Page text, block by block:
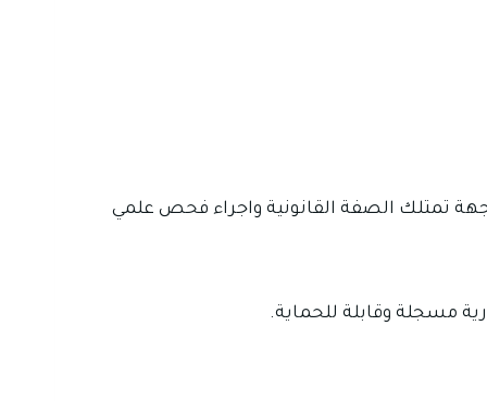
جهة تمتلك الصفة القانونية واجراء فحص علمي
مسجلة وقابلة للحماية.